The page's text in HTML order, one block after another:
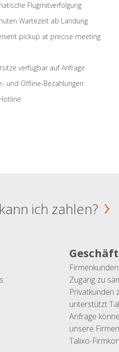
Flugmitverfolgung
Wartezeit ab Landung
pickup at precise meeting
verfügbar auf Anfrage
und Offline-Bezahlungen
ich zahlen?
Zugang zu
Privatkunden
unterstützt
Anfrage
unsere
Talixo-